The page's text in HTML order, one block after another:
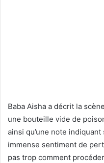
Baba Aisha a décrit la
une bouteille vide de
ainsi qu’une note
immense sentiment de
pas trop comment